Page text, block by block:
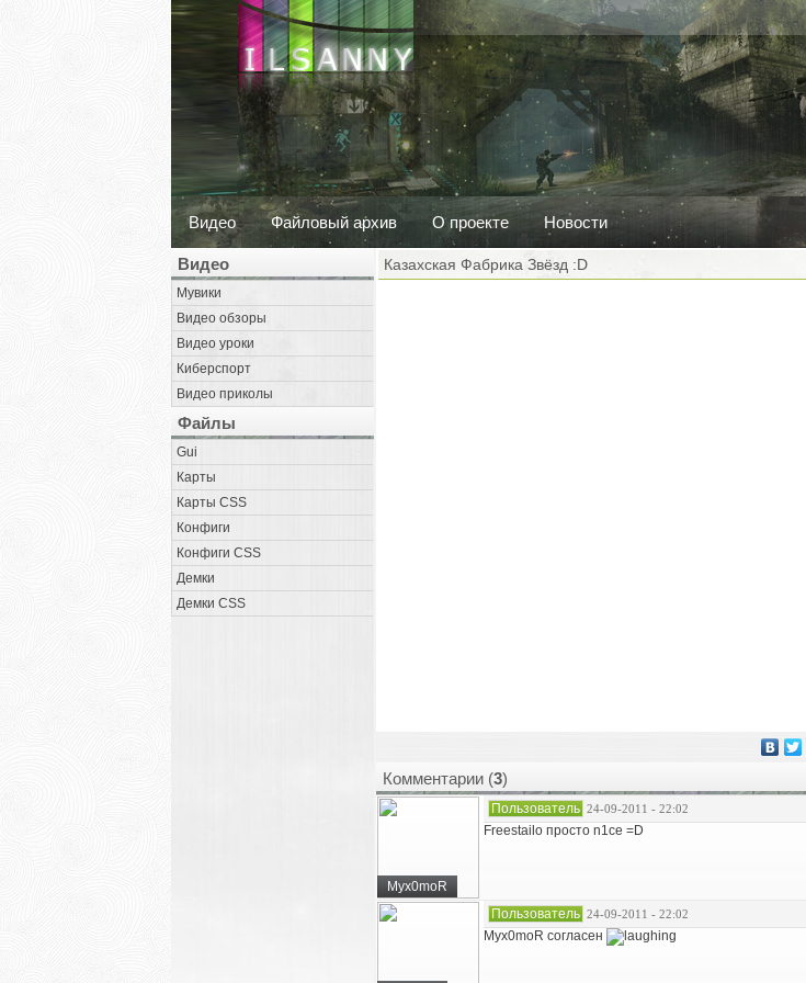
Видео Файловый архив О проекте Новости
Видео
Мувики
Видео обзоры
Видео уроки
Киберспорт
Видео приколы
Файлы
Gui
Карты
Карты CSS
Конфиги
Конфиги CSS
Демки
Демки CSS
Казахская Фабрика Звёзд :D
Комментарии (3)
Myx0moR
Пользователь 24-09-2011 - 22:02
Freestailo просто n1ce =D
Пользователь 24-09-2011 - 22:02
Myx0moR согласен